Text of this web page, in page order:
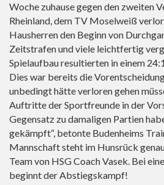
Woche zuhause gegen den zweiten
Rheinland, dem TV Moselweiß
Hausherren den Beginn von
Zeitstrafen und viele leichtfertig
Spielaufbau resultierten in einem
Dies war bereits die
unbedingt hätte verloren gehen
Auftritte der Sportfreunde in der
Gegensatz zu damaligen Partien
gekämpft“, betonte Budenheims
Mannschaft steht im Hunsrück
Team von HSG Coach Vasek. Bei
beginnt der Abstiegskampf!